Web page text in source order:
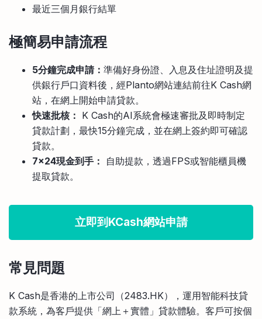
最近三個月銀行結單
極簡易申請流程
5分鐘完成申請： 準備好身份證、入息及住址證明及提
供銀行戶口資料後，經Planto網站連結前往K Cash網
站，在網上開始申請貸款。
快速批核： K Cash的AI系統會極速審批及即時制定
貸款計劃，最快15分鐘完成，並在網上簽約即可確認
貸款。
7×24現金到手：
自助提款，透過FPS或智能櫃員機
提取貸款。
立即到KCash網站申請
常見問題
K Cash是香港的上市公司（2483.HK），運用智能科技貸
款系統，為客戶提供「網上＋實體」貸款體驗。客戶可按個